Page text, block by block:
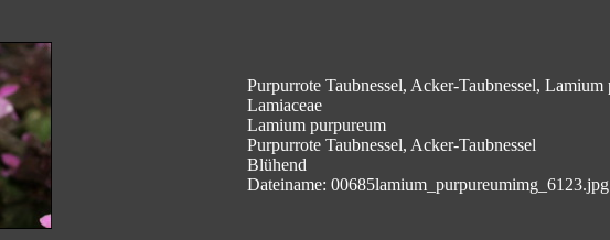
Purpurrote Taubnessel, Acker-Taubnessel, Lamium
Lamiaceae
Lamium purpureum
Purpurrote Taubnessel, Acker-Taubnessel
Blühend
Dateiname: 00685lamium_purpureumimg_6123.jpg